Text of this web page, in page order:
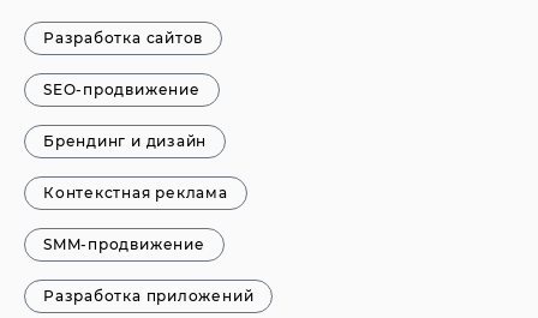
Разработка сайтов
SEO-продвижение
Брендинг и дизайн
Контекстная реклама
SMM-продвижение
Разработка приложений